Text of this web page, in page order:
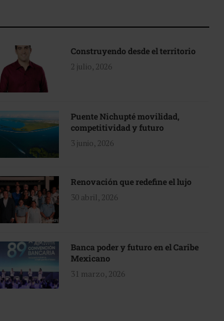
Construyendo desde el territorio
2 julio, 2026
Puente Nichupté movilidad,
competitividad y futuro
3 junio, 2026
Renovación que redefine el lujo
30 abril, 2026
Banca poder y futuro en el Caribe
Mexicano
31 marzo, 2026